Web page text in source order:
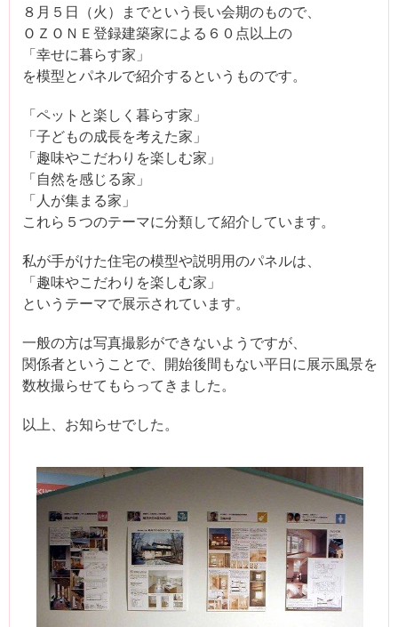
８月５日（火）までという長い会期のもので、
ＯＺＯＮＥ登録建築家による６０点以上の
「幸せに暮らす家」
を模型とパネルで紹介するというものです。
「ペットと楽しく暮らす家」
「子どもの成長を考えた家」
「趣味やこだわりを楽しむ家」
「自然を感じる家」
「人が集まる家」
これら５つのテーマに分類して紹介しています。
私が手がけた住宅の模型や説明用のパネルは、
「趣味やこだわりを楽しむ家」
というテーマで展示されています。
一般の方は写真撮影ができないようですが、
関係者ということで、開始後間もない平日に展示風景を
数枚撮らせてもらってきました。
以上、お知らせでした。